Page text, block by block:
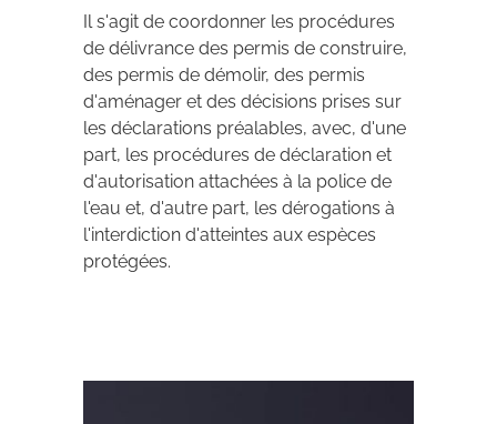
Il s'agit de coordonner les procédures
de délivrance des permis de construire,
des permis de démolir, des permis
d'aménager et des décisions prises sur
les déclarations préalables, avec, d'une
part, les procédures de déclaration et
d'autorisation attachées à la police de
l'eau et, d'autre part, les dérogations à
l'interdiction d'atteintes aux espèces
protégées.